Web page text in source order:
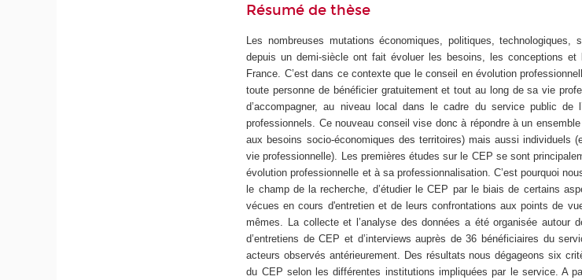
Résumé de thèse
Les nombreuses mutations économiques, politiques,
depuis un demi-siècle ont fait évoluer les besoins, les conceptions et
France. C’est dans ce contexte que le conseil en évolution
toute personne de bénéficier gratuitement et tout au long de sa vie
d’accompagner, au niveau local dans le cadre du service public de
professionnels. Ce nouveau conseil vise donc à répondre à un
aux besoins socio-économiques des territoires) mais aussi individuels
vie professionnelle). Les premières études sur le CEP se sont
évolution professionnelle et à sa professionnalisation. C’est pourquoi
le champ de la recherche, d’étudier le CEP par le biais de certains
vécues en cours d'entretien et de leurs confrontations aux points de
mêmes. La collecte et l’analyse des données a été organisée autour
d’entretiens de CEP et d’interviews auprès de 36 bénéficiaires du
acteurs observés antérieurement. Des résultats nous dégageons six
du CEP selon les différentes institutions impliquées par le service. A